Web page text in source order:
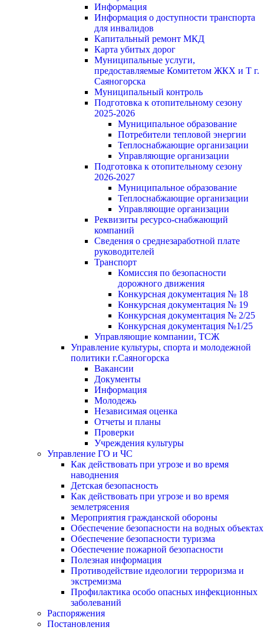
Информация
Информация о доступности транспорта
для инвалидов
Капитальный ремонт МКД
Карта убитых дорог
Муниципальные услуги,
предоставляемые Комитетом ЖКХ и Т г.
Саяногорска
Муниципальный контроль
Подготовка к отопительному сезону
2025-2026
Муниципальное образование
Потребители тепловой энергии
Теплоснабжающие организации
Управляющие организации
Подготовка к отопительному сезону
2026-2027
Муниципальное образование
Теплоснабжающие организации
Управляющие организации
Реквизиты ресурсо-снабжающий
компаний
Сведения о среднезаработной плате
руководителей
Транспорт
Комиссия по безопасности
дорожного движения
Конкурсная документация № 18
Конкурсная документация № 19
Конкурсная документация № 2/25
Конкурсная документация №1/25
Управляющие компании, ТСЖ
Управление культуры, спорта и молодежной
политики г.Саяногорска
Вакансии
Документы
Информация
Молодежь
Независимая оценка
Отчеты и планы
Проверки
Учреждения культуры
Управление ГО и ЧС
Как действовать при угрозе и во время
наводнения
Детская безопасность
Как действовать при угрозе и во время
землетрясения
Мероприятия гражданской обороны
Обеспечение безопасности на водных объектах
Обеспечение безопасности туризма
Обеспечение пожарной безопасности
Полезная информация
Противодействие идеологии терроризма и
экстремизма
Профилактика особо опасных инфекционных
заболеваний
Распоряжения
Постановления